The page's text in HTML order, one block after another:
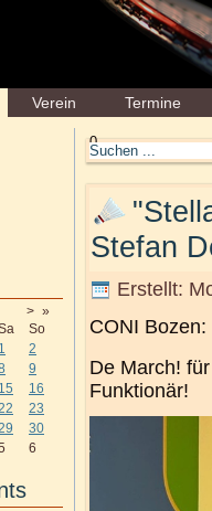
Verein Termine
> »
So
1
2
9
15
16
23
30
6
0
Stefan
Erstellt:
CONI
De March!
Funktionär!